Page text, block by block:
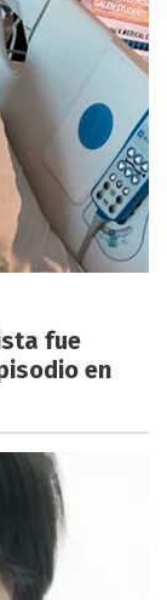
fue
en